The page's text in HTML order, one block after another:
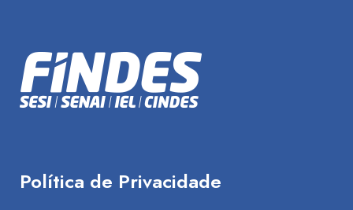
Política de Privacidade